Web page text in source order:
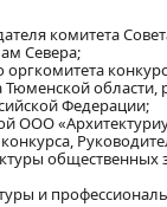
комитета
Севера;
области,
Федерации;
ООО
общественных
и